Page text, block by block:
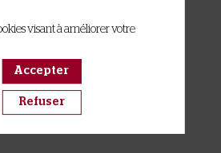
visant à améliorer votre
Accepter
Refuser